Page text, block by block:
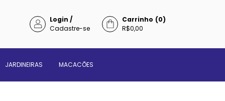
Login /
Cadastre-se
Carrinho (0)
R$0,00
JARDINEIRAS MACACÕES